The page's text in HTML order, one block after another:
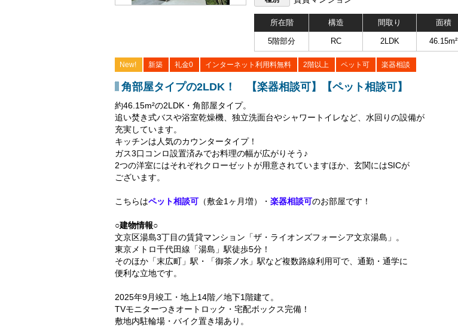
所在階 構造 間取り 面積
5階部分 RC 2LDK 46.15m²
New! 新築 礼金0 インターネット利用料無料 2階以上 ペット可 楽器相談
角部屋タイプの2LDK！ 【楽器相談可】【ペット相談可】
約46.15m²の2LDK・角部屋タイプ。
追い焚き式バスや浴室乾燥機、独立洗面台やシャワートイレなど、水回りの設備が
充実しています。
キッチンは人気のカウンタータイプ！
ガス3口コンロ設置済みでお料理の幅が広がりそう♪
2つの洋室にはそれぞれクローゼットが用意されていますほか、玄関にはSICが
ございます。
こちらはペット相談可 （敷金1ヶ月増）・ 楽器相談可のお部屋です！
○建物情報○
文京区湯島3丁目の賃貸マンション「ザ・ライオンズフォーシア文京湯島」。
東京メトロ千代田線「湯島」駅徒歩5分！
そのほか「末広町」駅・「御茶ノ水」駅など複数路線利用可で、通勤・通学に
便利な立地です。
2025年9月竣工・地上14階／地下1階建て。
TVモニターつきオートロック・宅配ボックス完備！
敷地内駐輪場・バイク置き場あり。